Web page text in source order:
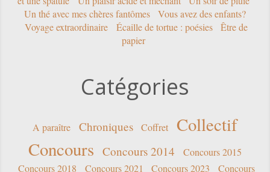
Un thé avec mes chères fantômes
Vous avez des enfants?
Voyage extraordinaire
Écaille de tortue : poésies
Être de
papier
Catégories
A paraître Chroniques Coffret
Collectif
Concours Concours 2014
Concours 2015
Concours 2018
Concours 2021 Concours 2023
Concours